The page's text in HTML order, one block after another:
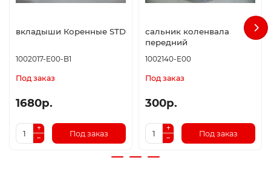
вкладыши Коренные STD
1002017-E00-B1
Под заказ
1680р.
Под заказ
сальник коленвала
передний
1002140-E00
Под заказ
300р.
Под заказ